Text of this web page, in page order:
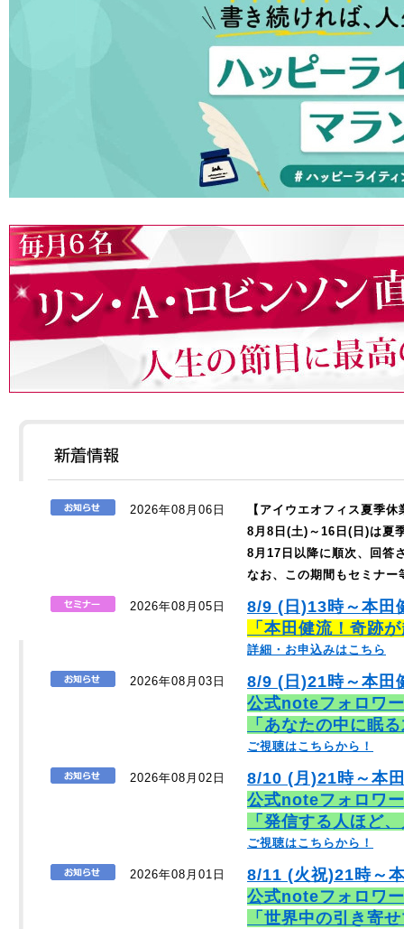
2026年08月06日
【アイウエオフィス夏季
8月8日(土)～16日(日)は夏
8月17日以降に順次、回答
なお、この期間もセミナ
2026年08月05日
8/9 (日)13時～本田
「本田健流！奇跡
詳細・お申込みはこちら
2026年08月03日
8/9 (日)21時～本田
公式noteフォロワ
「あなたの中に眠
ご視聴はこちらから！
2026年08月02日
8/10 (月)21時～本
公式noteフォロワ
「発信する人ほど
ご視聴はこちらから！
2026年08月01日
8/11 (火祝)21時～
公式noteフォロワ
「世界中の引き寄